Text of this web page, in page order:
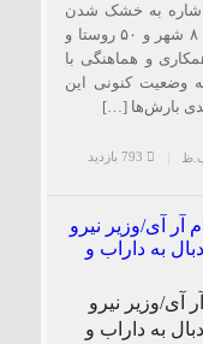
گازوئیل قاچاق در
در معدن منگنز
در داراب/
نیروگاه خورشیدی
در داراب با حضور
اشاره به خشک شدن
کامل سد رودبال داراب که منبع تامین آب ۸ شهر و ۵۰ روستا و
همکاری و هماهنگی با
وضعیت کنونی این
وزیر نیرو
رودبال به داراب و